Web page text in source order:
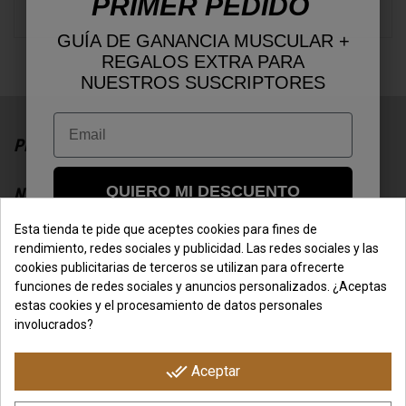
PRODUCTOS
NOSOTROS
SU CUENTA
CONTACTO CON NOSOTROS
Esta tienda te pide que aceptes cookies para fines de
rendimiento, redes sociales y publicidad. Las redes sociales y las
cookies publicitarias de terceros se utilizan para ofrecerte
funciones de redes sociales y anuncios personalizados. ¿Aceptas
estas cookies y el procesamiento de datos personales
involucrados?
done_all Aceptar
GUÍA DE GANANCIA MUSCULAR +
REGALOS EXTRA PARA
NUESTROS SUSCRIPTORES
Email
QUIERO MI DESCUENTO